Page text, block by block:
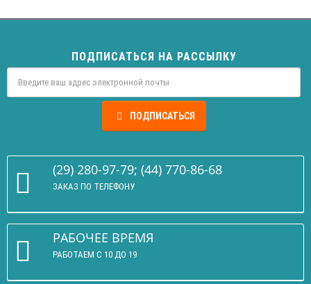
ПОДПИСАТЬСЯ НА РАССЫЛКУ
ПОДПИСАТЬСЯ
(29) 280-97-79; (44) 770-86-68
ЗАКАЗ ПО ТЕЛЕФОНУ
РАБОЧЕЕ ВРЕМЯ
РАБОТАЕМ С 10 ДО 19